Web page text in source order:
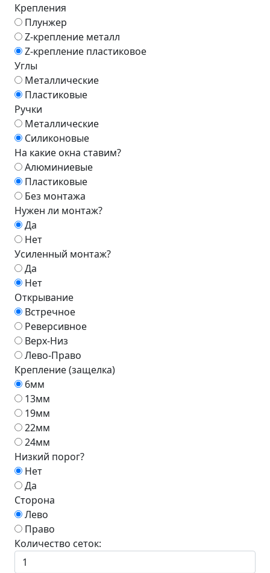
Крепления
Плунжер
Z-крепление металл
Z-крепление пластиковое
Углы
Металлические
Пластиковые
Ручки
Металлические
Силиконовые
На какие окна ставим?
Алюминиевые
Пластиковые
Без монтажа
Нужен ли монтаж?
Да
Нет
Усиленный монтаж?
Да
Нет
Открывание
Встречное
Реверсивное
Верх-Низ
Лево-Право
Крепление (защелка)
6мм
13мм
19мм
22мм
24мм
Низкий порог?
Нет
Да
Сторона
Лево
Право
Количество сеток: